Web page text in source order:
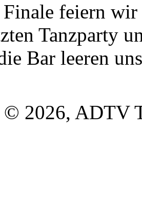
feiern
Tanzparty
Bar leeren
2026, ADTV